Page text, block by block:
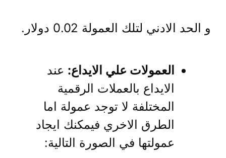
و الحد الادني لتلك العمولة 0.02 دولار.
العمولات علي الايداع:عند
الايداع بالعملات الرقمية
المختلفة لا توجد عمولة اما
الطرق الاخري فيمكنك ايجاد
عمولتها في الصورة التالية: